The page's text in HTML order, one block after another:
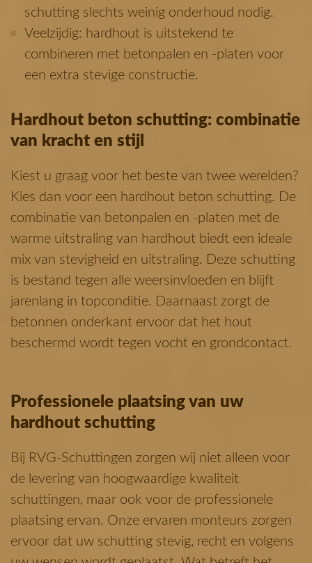
schutting slechts weinig onderhoud nodig.
Veelzijdig: hardhout is uitstekend te
combineren met betonpalen en -platen voor
een extra stevige constructie.
Hardhout beton schutting: combinatie
van kracht en stijl
Kiest u graag voor het beste van twee werelden?
Kies dan voor een hardhout beton schutting. De
combinatie van betonpalen en -platen met de
warme uitstraling van hardhout biedt een ideale
mix van stevigheid en uitstraling. Deze schutting
is bestand tegen alle weersinvloeden en blijft
jarenlang in topconditie. Daarnaast zorgt de
betonnen onderkant ervoor dat het hout
beschermd wordt tegen vocht en grondcontact.
Professionele plaatsing van uw
hardhout schutting
Bij RVG-Schuttingen zorgen wij niet alleen voor
de levering van hoogwaardige kwaliteit
schuttingen, maar ook voor de professionele
plaatsing ervan. Onze ervaren monteurs zorgen
ervoor dat uw schutting stevig, recht en volgens